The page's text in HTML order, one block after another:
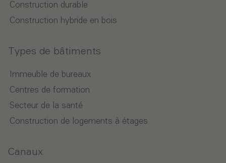
Construction durable
Construction hybride en bois
Types de bâtiments
Immeuble de bureaux
Centres de formation
Secteur de la santé
Construction de logements à étages
Canaux